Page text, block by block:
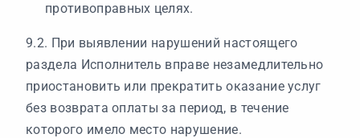
противоправных целях.
9.2. При выявлении нарушений настоящего
раздела Исполнитель вправе незамедлительно
приостановить или прекратить оказание услуг
без возврата оплаты за период, в течение
которого имело место нарушение.